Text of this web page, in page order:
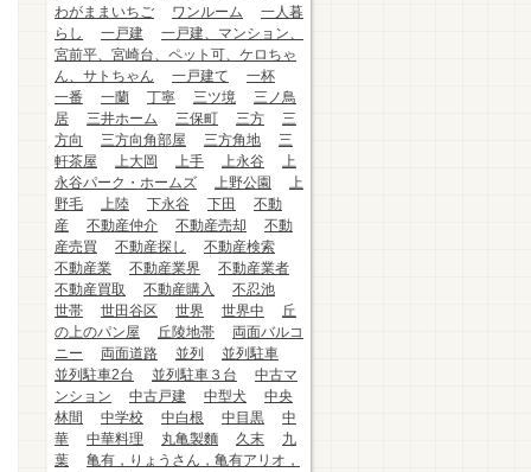
わがままいちご
ワンルーム
一人暮
らし
一戸建
一戸建、マンション、
宮前平、宮崎台、ペット可、ケロちゃ
ん、サトちゃん
一戸建て
一杯
一番
一蘭 丁寧 三ツ境
三ノ鳥
居
三井ホーム 三保町 三方
三
方向
三方向角部屋 三方角地
三
軒茶屋
上大岡 上手 上永谷
上
永谷パーク・ホームズ
上野公園
上
野毛
上陸 下永谷 下田
不動
産
不動産仲介 不動産売却
不動
産売買
不動産探し
不動産検索
不動産業
不動産業界
不動産業者
不動産買取
不動産購入
不忍池
世帯
世田谷区 世界 世界中
丘
の上のパン屋
丘陵地帯
両面バルコ
ニー
両面道路 並列
並列駐車
並列駐車2台
並列駐車３台
中古マ
ンション
中古戸建 中型犬
中央
林間
中学校 中白根 中目黒
中
華
中華料理 丸亀製麵 久末
九
葉
亀有，りょうさん，亀有アリオ，